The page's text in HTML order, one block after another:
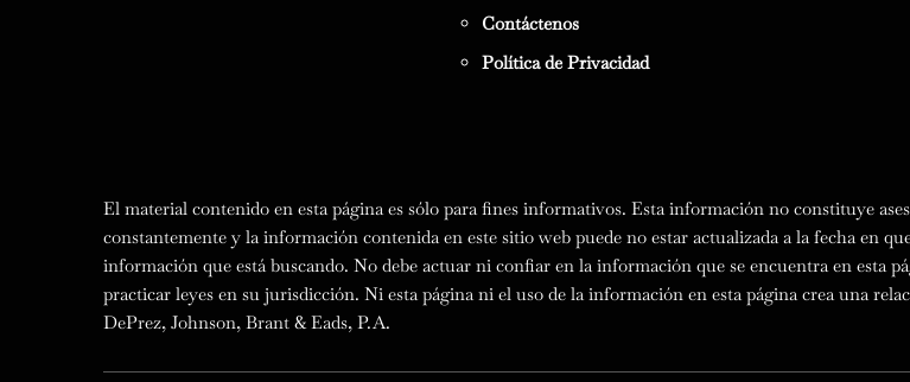
Contáctenos
Política de Privacidad
El material contenido en esta página es sólo para fines informativos. Esta información no constituye
constantemente y la información contenida en este sitio web puede no estar actualizada a la fecha en
información que está buscando. No debe actuar ni confiar en la información que se encuentra en esta
practicar leyes en su jurisdicción. Ni esta página ni el uso de la información en esta página crea una
DePrez, Johnson, Brant & Eads, P.A.